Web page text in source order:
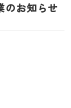
のお知らせ